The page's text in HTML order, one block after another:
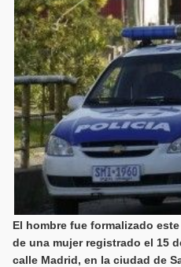
El hombre fue formalizado
de una mujer registrado el 15
calle Madrid, en la ciudad de